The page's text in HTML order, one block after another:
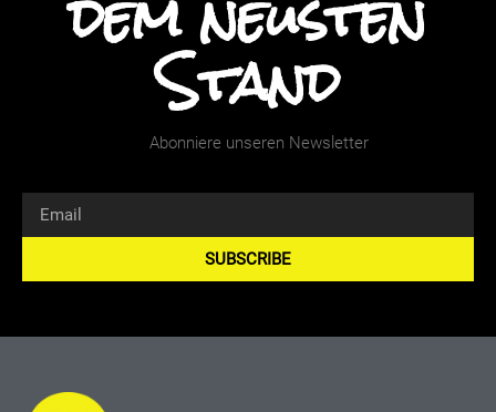
Stand
Abonniere unseren Newsletter
SUBSCRIBE